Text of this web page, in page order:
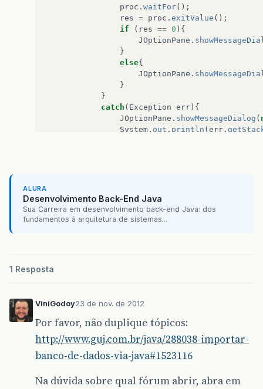
proc . waitFor();
res = proc . exitValue ();
if
( res == 0 ){
JOptionPane .
}
else{
JOptionPane .
}
}
catch ( Exception err ){
JOptionPane . showMessageDialog (
System . out . println ( err .
}
}
ALURA
Desenvolvimento Back-End Java
Sua Carreira em desenvolvimento back-end Java: dos
fundamentos à arquitetura de sistemas...
1 Resposta
ViniGodoy23 de nov. de 2012
Por favor, não duplique tópicos:
http://www.guj.com.br/java/288038-importar-
banco-de-dados-via-java#1523116
Na dúvida sobre qual fórum abrir, abra em